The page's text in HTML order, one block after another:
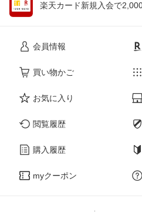
楽天カード新規入会で
会員情報
買い物かご
お気に入り
閲覧履歴
購入履歴
myクーポン